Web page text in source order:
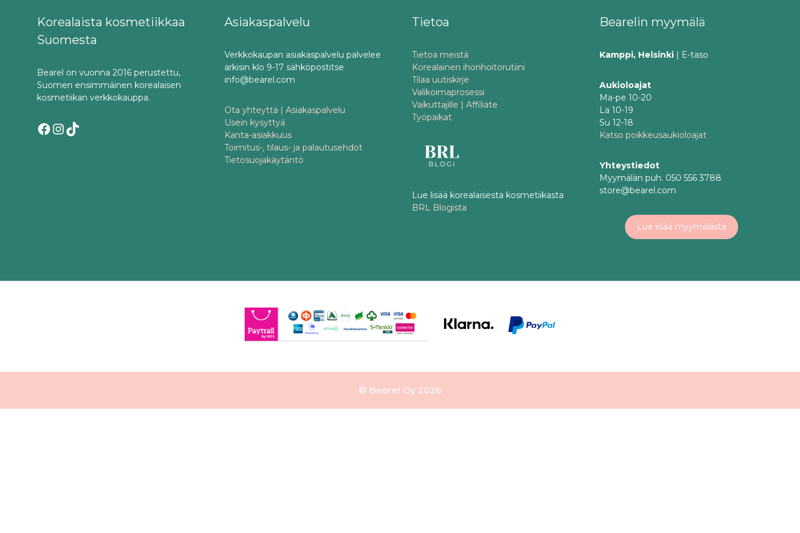
Korealaista kosmetiikkaa
Suomesta
Bearel on vuonna 2016 perustettu,
Suomen ensimmäinen korealaisen
kosmetiikan verkkokauppa.
Facebook
Instagram
TikTok
Asiakaspalvelu
Verkkokaupan asiakaspalvelu palvelee
arkisin klo 9-17 sähköpostitse
info@bearel.com
Ota yhteyttä | Asiakaspalvelu
Usein kysyttyä
Kanta-asiakkuus
Toimitus-, tilaus- ja palautusehdot
Tietosuojakäytäntö
Tietoa
Tietoa meistä
Korealainen ihonhoitorutiini
Tilaa uutiskirje
Valikoimaprosessi
Vaikuttajille | Affiliate
Työpaikat
Lue lisää korealaisesta kosmetiikasta
BRL Blogista
Bearelin myymälä
Kamppi, Helsinki | E-taso
Aukioloajat
Ma-pe 10-20
La 10-19
Su 12-18
Katso poikkeusaukioloajat
Yhteystiedot
Myymälän puh. 050 556 3788
store@bearel.com
Lue lisää myymälästä
© Bearel Oy 2026